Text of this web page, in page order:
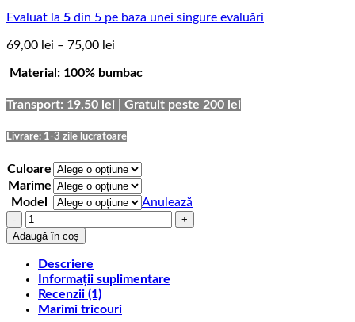
Evaluat la 5 din 5 pe baza unei singure evaluări
69,00 lei – 75,00 lei
prețuri:
până
75,00 lei
Material: 100% bumbac
Transport: 19,50 lei | Gratuit peste 200 lei
Livrare: 1-3 zile lucratoare
Culoare
Marime
Model
Anulează
Cantitate
Tricou
cu
mesaj
pentru
burlacite
Bridin'
Adaugă în coș
Descriere
Informații suplimentare
Recenzii (1)
Marimi tricouri